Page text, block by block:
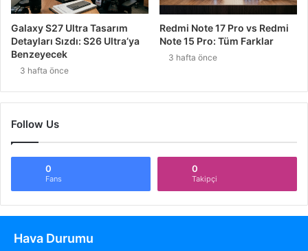
Galaxy S27 Ultra Tasarım
Detayları Sızdı: S26 Ultra’ya
Benzeyecek
3 hafta önce
Redmi Note 17 Pro vs Redmi
Note 15 Pro: Tüm Farklar
3 hafta önce
Follow Us
0
Fans
0
Takipçi
Hava Durumu